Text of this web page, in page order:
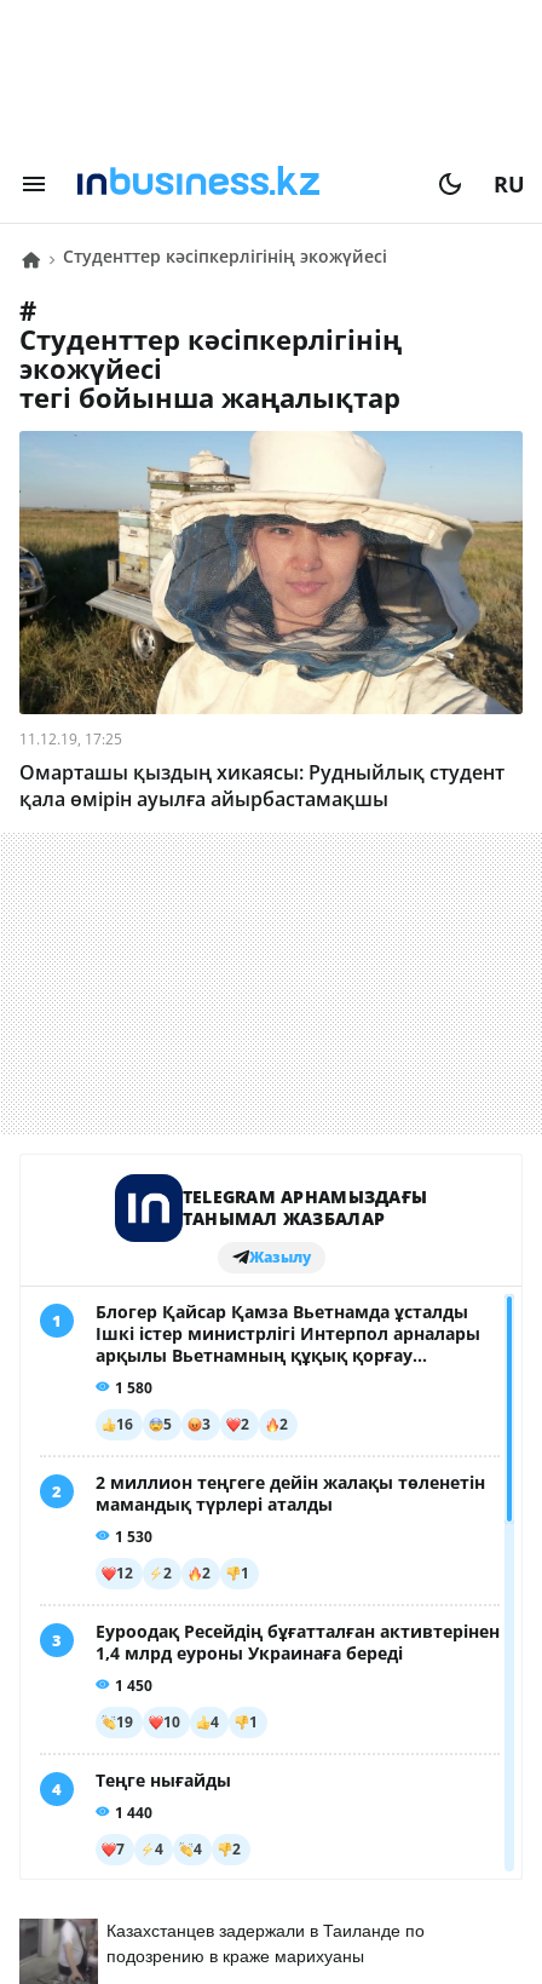
RU
Студенттер кәсіпкерлігінің экожүйесі
#
Студенттер кәсіпкерлігінің
экожүйесі
тегі бойынша жаңалықтар
11.12.19, 17:25
Омарташы қыздың хикаясы: Рудныйлық студент
қала өмірін ауылға айырбастамақшы
Казахстанцев задержали в Таиланде по
подозрению в краже марихуаны